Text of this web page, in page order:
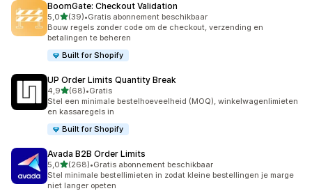
BoomGate: Checkout Validation
5,0van 5 sterren
(39)
39 recensies in totaal
•Gratis abonnement beschikbaar
Bouw regels zonder code om de checkout, verzending en
betalingen te beheren
Built for Shopify
UP Order Limits Quantity Break
4,9van 5 sterren
(68)
68 recensies in totaal
•Gratis
Stel een minimale bestelhoeveelheid (MOQ), winkelwagenlimieten
en kassaregels in
Built for Shopify
Avada B2B Order Limits
5,0van 5 sterren
(268)
268 recensies in totaal
•Gratis abonnement beschikbaar
Stel minimale bestellimieten in zodat kleine bestellingen je marge
niet langer opeten